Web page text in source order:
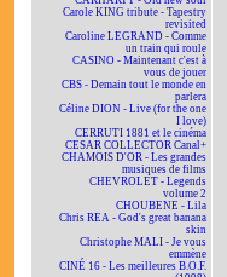
Carole KING tribute - Tapestry
revisited
Caroline LEGRAND - Comme
un train qui roule
CASINO - Maintenant c'est à
vous de jouer
CBS - Demain tout le monde en
parlera
Céline DION - Live (for the one
I love)
CERRUTI 1881 et le cinéma
CESAR COLLECTOR Canal+
CHAMOIS D'OR - Les grandes
musiques de films
CHEVROLET - Legends
volume 2
CHOUBENE - Lila
Chris REA - God's great banana
skin
Christophe MALI - Je vous
emmène
CINÉ 16 - Les meilleures B.O.F.